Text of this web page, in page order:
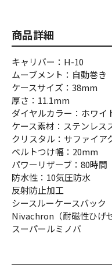
商品詳細
キャリバー：H-10
ムーブメント：自動巻き
ケースサイズ：38mm
厚さ：11.1mm
ダイヤルカラー：ホワイ
ケース素材：ステンレス
クリスタル：サファイア
ベルトつけ幅：20mm
パワーリザーブ：80時間
防水性：10気圧防水
反射防止加工
シースルーケースバック
Nivachron（耐磁性ひげ
スーパールミノバ